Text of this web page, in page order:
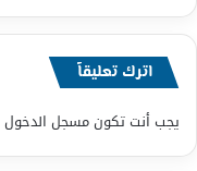
اترك تعليقاً
يجب أنت تكونمسجل الدخول